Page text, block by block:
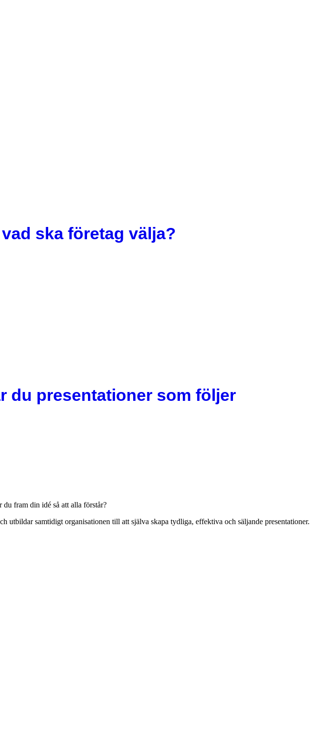
ska företag välja?
du presentationer som följer
fram din idé så att alla förstår?
samtidigt organisationen till att själva skapa tydliga, effektiva och säljande presentationer.